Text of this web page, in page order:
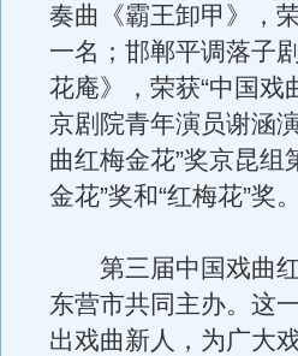
奏曲《霸王卸甲》，
一名；邯郸平调落子
花庵》，荣获“中国戏
京剧院青年演员谢涵
曲红梅金花”奖京昆组
金花”奖和“红梅花”奖。
第三届中国戏曲红
东营市共同主办。这
出戏曲新人，为广大